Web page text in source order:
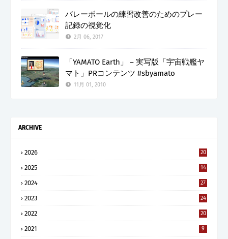
バレーボールの練習改善のためのプレー
記録の視覚化
2月 06, 2017
「YAMATO Earth」 – 実写版「宇宙戦艦ヤ
マト」PRコンテンツ #sbyamato
11月 01, 2010
ARCHIVE
2026 20
2025 14
2024 27
2023 24
2022 20
2021 9